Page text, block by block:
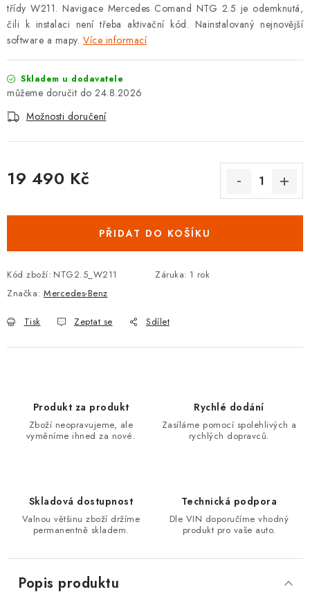
TOYOTA
Cookies a podmínky používání stránek
Podmínky ochrany osobních údajů
třídy W211. Navigace Mercedes Comand NTG 2.5 je odemknutá,
čili k instalaci není třeba aktivační kód. Nainstalovaný nejnovější
software a mapy. Více informací
Skladem u dodavatele
24.8.2026
Možnosti doručení
19 490 Kč
PŘIDAT DO KOŠÍKU
Kód zboží: NTG2.5_W211 Záruka: 1 rok
Značka: Mercedes-Benz
Tisk Zeptat se Sdílet
Produkt za produkt
Zboží neopravujeme, ale
vyměníme ihned za nové.
Rychlé dodání
Zasíláme pomocí spolehlivých a
rychlých dopravců.
Skladová dostupnost
Valnou většinu zboží držíme
permanentně skladem.
Technická podpora
Dle VIN doporučíme vhodný
produkt pro vaše auto.
Popis produktu